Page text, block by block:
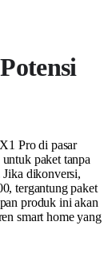
Pro di pasar
paket tanpa
dikonversi,
tergantung paket
produk ini akan
smart home yang